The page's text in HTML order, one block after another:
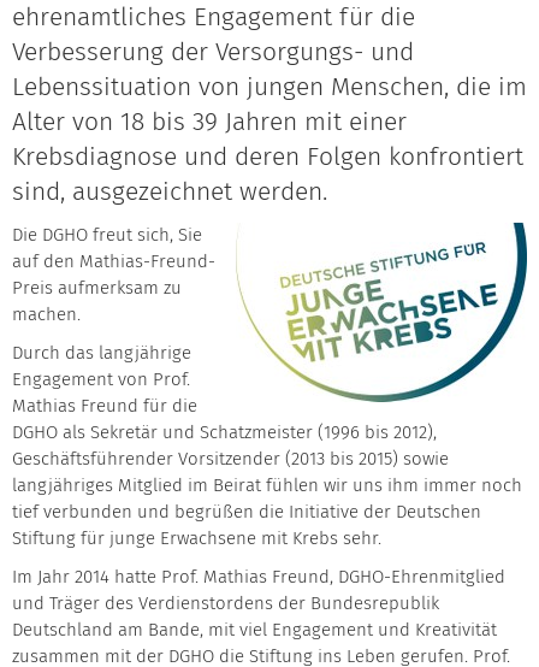
ehrenamtliches Engagement für die
Verbesserung der Versorgungs- und
Lebenssituation von jungen Menschen, die im
Alter von 18 bis 39 Jahren mit einer
Krebsdiagnose und deren Folgen konfrontiert
sind, ausgezeichnet werden.
Die DGHO freut sich, Sie
auf den Mathias-Freund-
Preis aufmerksam zu
machen.
Durch das langjährige
Engagement von Prof.
Mathias Freund für die
DGHO als Sekretär und Schatzmeister (1996 bis 2012),
Geschäftsführender Vorsitzender (2013 bis 2015) sowie
langjähriges Mitglied im Beirat fühlen wir uns ihm immer noch
tief verbunden und begrüßen die Initiative der Deutschen
Stiftung für junge Erwachsene mit Krebs sehr.
Im Jahr 2014 hatte Prof. Mathias Freund, DGHO-Ehrenmitglied
und Träger des Verdienstordens der Bundesrepublik
Deutschland am Bande, mit viel Engagement und Kreativität
zusammen mit der DGHO die Stiftung ins Leben gerufen. Prof.